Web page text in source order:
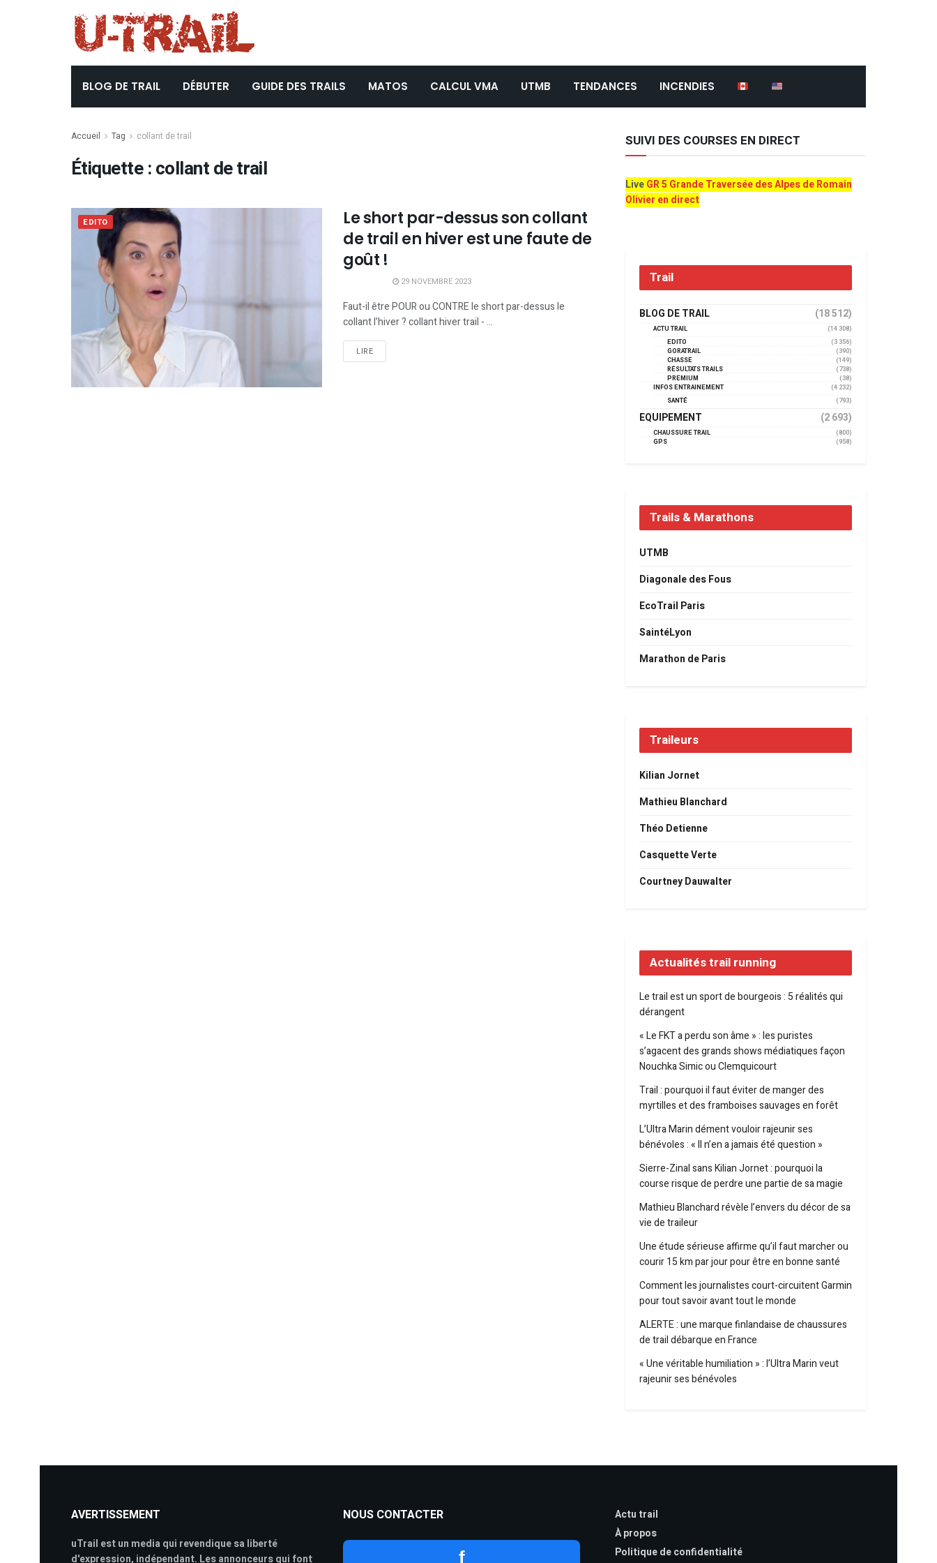
BLOG DE TRAIL DÉBUTER GUIDE DES TRAILS MATOS CALCUL VMA UTMB TENDANCES INCENDIES
Accueil Tag collant de trail
Étiquette :collant de trail
EDITO
Le short par-dessus son collant
de trail en hiver est une faute de
goût !
29 NOVEMBRE 2023
Faut-il être POUR ou CONTRE le short par-dessus le
collant l’hiver ? collant hiver trail - ...
LIRE
SUIVI DES COURSES EN DIRECT
LiveGR 5 Grande Traversée des Alpes de Romain
Olivier en direct
Trail
BLOG DE TRAIL (18 512)
ACTU TRAIL
(14 308)
EDITO
(3 356)
GORATRAIL
(390)
CHASSE
(149)
RÉSULTATS TRAILS
(738)
PREMIUM
(38)
INFOS ENTRAINEMENT
(4 232)
SANTÉ
(793)
EQUIPEMENT (2 693)
CHAUSSURE TRAIL
(800)
GPS
(958)
Trails & Marathons
UTMB
Diagonale des Fous
EcoTrail Paris
SaintéLyon
Marathon de Paris
Traileurs
Kilian Jornet
Mathieu Blanchard
Théo Detienne
Casquette Verte
Courtney Dauwalter
Actualités trail running
Le trail est un sport de bourgeois : 5 réalités qui
dérangent
« Le FKT a perdu son âme » : les puristes
s’agacent des grands shows médiatiques façon
Nouchka Simic ou Clemquicourt
Trail : pourquoi il faut éviter de manger des
myrtilles et des framboises sauvages en forêt
L’Ultra Marin dément vouloir rajeunir ses
bénévoles : « Il n’en a jamais été question »
Sierre-Zinal sans Kilian Jornet : pourquoi la
course risque de perdre une partie de sa magie
Mathieu Blanchard révèle l’envers du décor de sa
vie de traileur
Une étude sérieuse affirme qu’il faut marcher ou
courir 15 km par jour pour être en bonne santé
Comment les journalistes court-circuitent Garmin
pour tout savoir avant tout le monde
ALERTE : une marque finlandaise de chaussures
de trail débarque en France
« Une véritable humiliation » : l’Ultra Marin veut
rajeunir ses bénévoles
AVERTISSEMENT
uTrail est un media qui revendique sa liberté
d'expression, indépendant. Les annonceurs qui font
NOUS CONTACTER
f
Actu trail
À propos
Politique de confidentialité